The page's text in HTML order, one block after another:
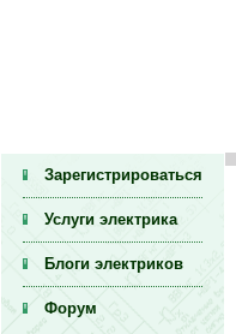
Зарегистрироваться
Услуги электрика
Блоги электриков
Форум